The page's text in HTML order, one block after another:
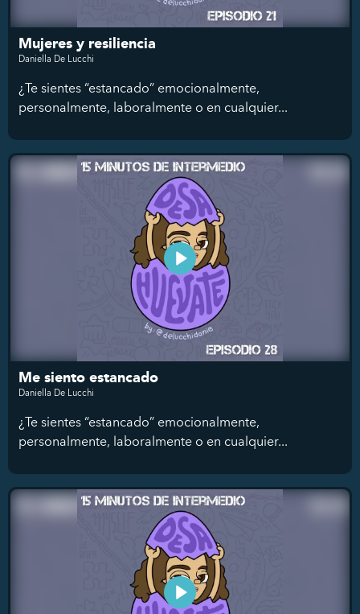
Mujeres y resiliencia
Daniella De Lucchi
¿Te sientes “estancado” emocionalmente,
personalmente, laboralmente o en cualquier...
Me siento estancado
Daniella De Lucchi
¿Te sientes “estancado” emocionalmente,
personalmente, laboralmente o en cualquier...